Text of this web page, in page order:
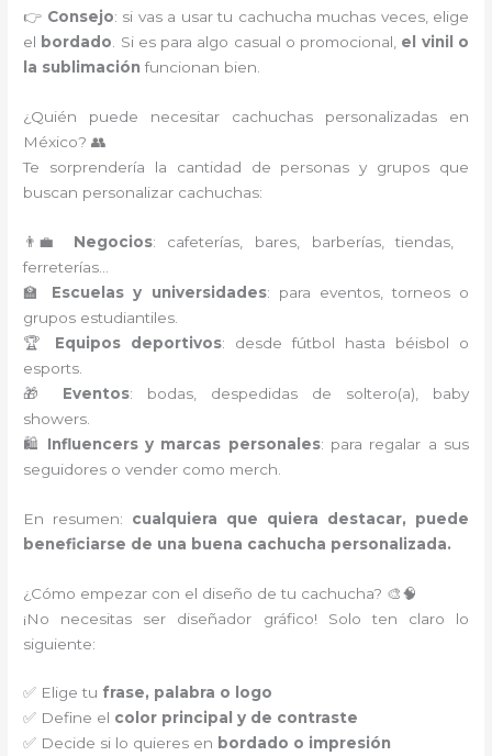
👉 Consejo: si vas a usar tu cachucha muchas veces, elige
el bordado . Si es para algo casual o promocional, el vinil o
la sublimación funcionan bien.
¿Quién puede necesitar cachuchas personalizadas en
México? 👥
Te sorprendería la cantidad de personas y grupos que
buscan personalizar cachuchas:
👨‍💼 Negocios: cafeterías, bares, barberías, tiendas,
ferreterías…
🏫 Escuelas y universidades: para eventos, torneos o
grupos estudiantiles.
🏆 Equipos deportivos: desde fútbol hasta béisbol o
esports.
🎁 Eventos: bodas, despedidas de soltero(a), baby
showers.
🛍️ Influencers y marcas personales: para regalar a sus
seguidores o vender como merch.
En resumen: cualquiera que quiera destacar, puede
beneficiarse de una buena cachucha personalizada.
¿Cómo empezar con el diseño de tu cachucha? 🎨🧠
¡No necesitas ser diseñador gráfico! Solo ten claro lo
siguiente:
✅ Elige tu frase, palabra o logo
✅ Define el color principal y de contraste
✅ Decide si lo quieres en bordado o impresión